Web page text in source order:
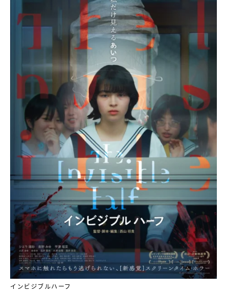
インビジブルハーフ